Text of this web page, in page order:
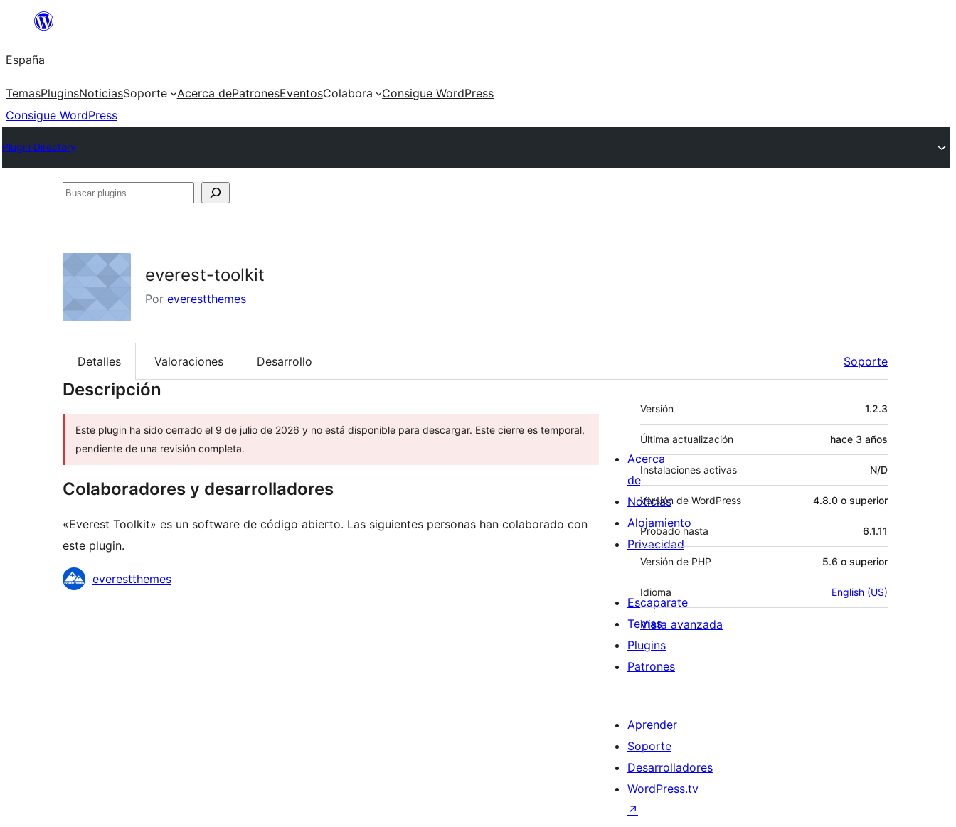
Saltar
contenido
España
TemasPluginsNoticiasSoporte Acerca dePatronesEventosColabora
Consigue WordPress
Consigue WordPress
Plugin Directory
Buscar
everest-toolkit
Por everestthemes
Detalles Valoraciones Desarrollo Soporte
Descripción
Este plugin ha sido cerrado el 9 de julio de 2026 y no está disponible para descargar. Este cierre es temporal,
pendiente de una revisión completa.
Colaboradores y desarrolladores
«Everest Toolkit» es un software de código abierto. Las siguientes personas han colaborado con
este plugin.
Colaboradores
everestthemes
Meta
Versión 1.2.3
Última actualización hace 3 años
Instalaciones activas N/D
Versión de WordPress 4.8.0 o superior
Probado hasta 6.1.11
Versión de PHP 5.6 o superior
Idioma English (US)
Vista avanzada
Acerca
de
Noticias
Alojamiento
Privacidad
Escaparate
Temas
Plugins
Patrones
Aprender
Soporte
Desarrolladores
WordPress.tv
↗